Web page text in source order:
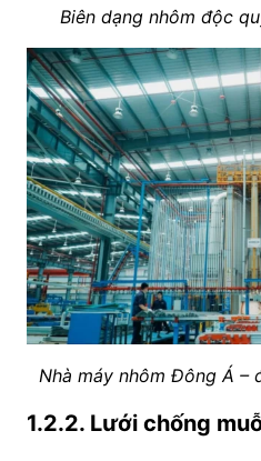
Biên dạng nhôm độc
Nhà máy nhôm Đông Á –
1.2.2. Lưới chống